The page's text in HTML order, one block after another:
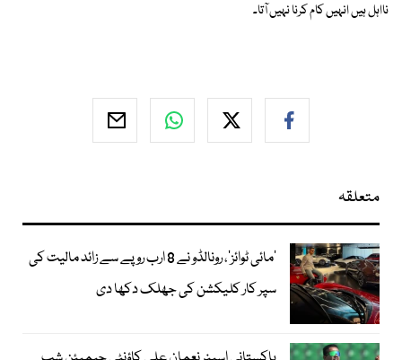
نااہل ہیں انہیں کام کرنا نہیں آتا۔
متعلقہ
’مائی ٹوائز‘، رونالڈو نے 8 ارب روپے سے زائد مالیت کی
سپر کار کلیکشن کی جھلک دکھا دی